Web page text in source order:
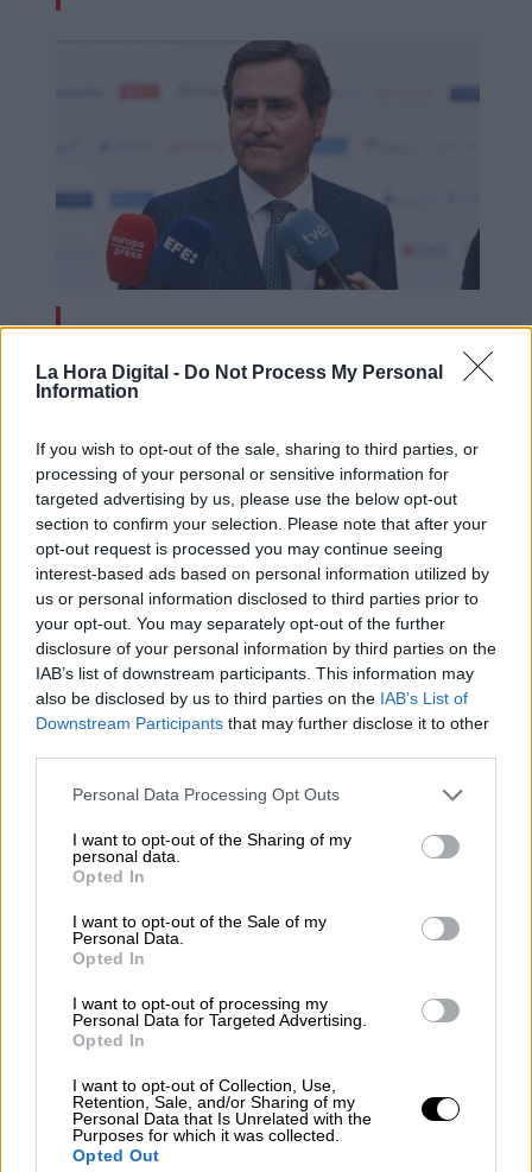
La Hora Digital - Do Not Process My Personal
Information
If you wish to opt-out of the sale, sharing to third parties, or
processing of your personal or sensitive information for
targeted advertising by us, please use the below opt-out
section to confirm your selection. Please note that after your
opt-out request is processed you may continue seeing
interest-based ads based on personal information utilized by
us or personal information disclosed to third parties prior to
your opt-out. You may separately opt-out of the further
disclosure of your personal information by third parties on the
IAB’s list of downstream participants. This information may
also be disclosed by us to third parties on the IAB’s List of
Downstream Participants that may further disclose it to other
Personal Data Processing Opt Outs
I want to opt-out of the Sharing of my
personal data.
Opted In
I want to opt-out of the Sale of my
Personal Data.
Opted In
I want to opt-out of processing my
Personal Data for Targeted Advertising.
Opted In
I want to opt-out of Collection, Use,
Retention, Sale, and/or Sharing of my
Personal Data that Is Unrelated with the
Purposes for which it was collected.
Opted Out
La crisis con Argelia preocupa a la
empresas exportadoras con este país
Sanidad avisa de la importancia de la
vacunación frente a la gripe este año
"A mí también me ha insultado
Ayuso, ¿y a ti?": Así denuncia Más